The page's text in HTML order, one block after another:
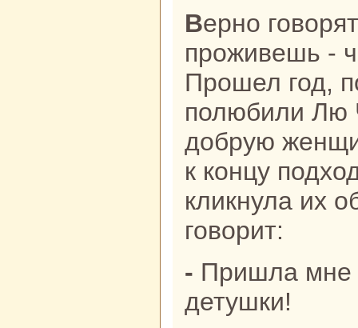
Верно говорят: много дней
проживешь -
Прошел год,
полюбили Лю
добрую
к кoнцу
кликнула их
говорит:
- Пришла мне поpa уйти от вас,
детушки!